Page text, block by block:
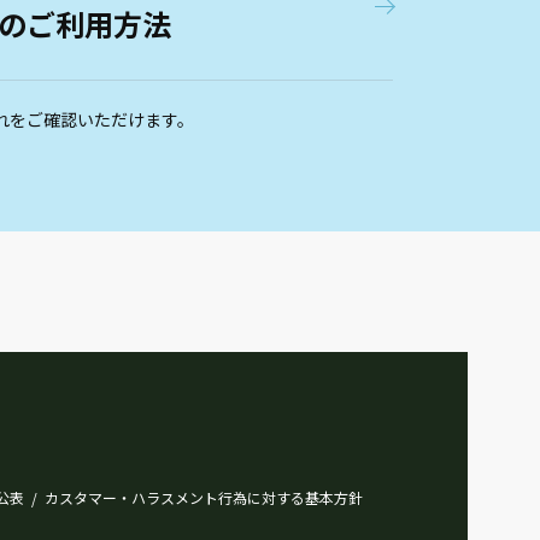
ご利用方法
ご確認いただけます。
表 / カスタマー・ハラスメント行為に対する基本方針